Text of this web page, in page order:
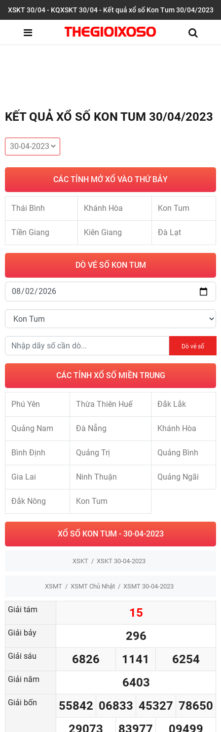
XSKT 30/04 - KQXSKT 30/04 - Kết quả xổ số Kon Tum 30/04/2023
KẾT QUẢ XỔ SỐ KON TUM 30/04/2023
CÁC TỈNH MỞ XỔ VÀO THỨ BẢY
Thái Bình Khánh Hòa Kon Tum
Tiền Giang Kiên Giang Đà Lạt
DÒ VÉ SỐ KON TUM
Dò vé số
CÁC TỈNH XỔ SỐ MIỀN TRUNG
Phú Yên Thừa Thiên Huế Đắk Lắk
Quảng Nam Đà Nẵng Khánh Hòa
Bình Định Quảng Trị Quảng Bình
Gia Lai Ninh Thuận Quảng Ngãi
Đắk Nông Kon Tum
XỔ SỐ KON TUM - 30-04-2023
XSKT XSKT 30-04-2023
XSMT XSMT Chủ Nhật XSMT 30-04-2023
Giải tám 15
Giải bảy 296
Giải sáu 6826 1141 6254
Giải năm 6403
Giải bốn 55842 06833 45327 78650
29073
83977 09499